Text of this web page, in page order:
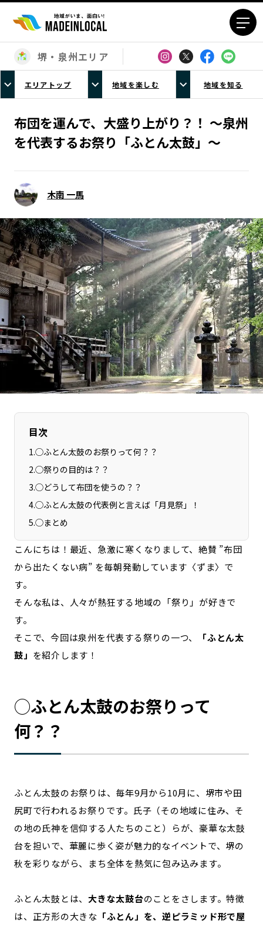
エリアから探す
北海道エリア
青森エリア
宮城エリア
秋田エリア
山形エリア
福島エリア
茨城エリア
栃木エリア
群馬エリア
埼玉エリア
東京23区エリア
神奈川エリア
新潟エリア
富山エリア
石川エリア
福井エリア
山梨エリア
長野エリア
岐阜エリア
静岡エリア
愛知エリア
三重エリア
滋賀エリア
京都エリア
大阪市エリア
北摂エリア
堺・泉州エリア
河内エリア
兵庫エリア
奈良エリア
和歌山エリア
沖縄エリア
カテゴリから探す
特集コンテンツ
プレスリリース
行政連携記事
MILCプロジェクト
イベント
飲食店
地域豆知識
ニッポンの百選大全集
Sporkle
記事ライター アンバサダー
お問い合わせ 会社概要
堺・泉州エリア
エリアトップ 地域を楽しむ 地域を知る
布団を運んで、大盛り上がり？！ 〜泉州
を代表するお祭り「ふとん太鼓」〜
木南 一馬
目次
1.◯ふとん太鼓のお祭りって何？？
2.◯祭りの目的は？？
3.◯どうして布団を使うの？？
4.◯ふとん太鼓の代表例と言えば「月見祭」！
5.◯まとめ
こんにちは！最近、急激に寒くなりまして、絶賛 ”布団
から出たくない病” を毎朝発動しています〈ずま〉で
す。
そんな私は、人々が熱狂する地域の「祭り」が好きで
す。
そこで、今回は泉州を代表する祭りの一つ、
「ふとん太
鼓」 を紹介します！
◯ふとん太鼓のお祭りって
何？？
ふとん太鼓のお祭りは、毎年9月から10月に、堺市や田
尻町で行われるお祭りです。氏子（その地域に住み、そ
の地の氏神を信仰する人たちのこと）らが、豪華な太鼓
台を担いで、華麗に歩く姿が魅力的なイベントで、堺の
秋を彩りながら、まち全体を熱気に包み込みます。
ふとん太鼓とは、 大きな太鼓台のことをさします。特徴
は、正方形の大きな 「ふとん」を、逆ピラミッド形で屋